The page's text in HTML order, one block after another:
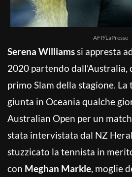
AFP/LaPresse
Serena Williamssi appresta
2020 partendo dall’Australia,
primo Slam della stagione.
giunta in Oceania qualche
Australian Open per un
stata intervistata dal NZ
stuzzicato la tennista in
con Meghan Markle, moglie